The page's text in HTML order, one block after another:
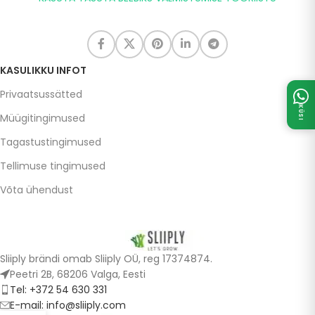
KASULIKKU INFOT
Privaatsussätted
Müügitingimused
Tagastustingimused
Tellimuse tingimused
Võta ühendust
Sliiply brändi omab Sliiply OÜ, reg 17374874.
Peetri 2B, 68206 Valga, Eesti
Tel: +372 54 630 331
E-mail: info@sliiply.com
KÜSI